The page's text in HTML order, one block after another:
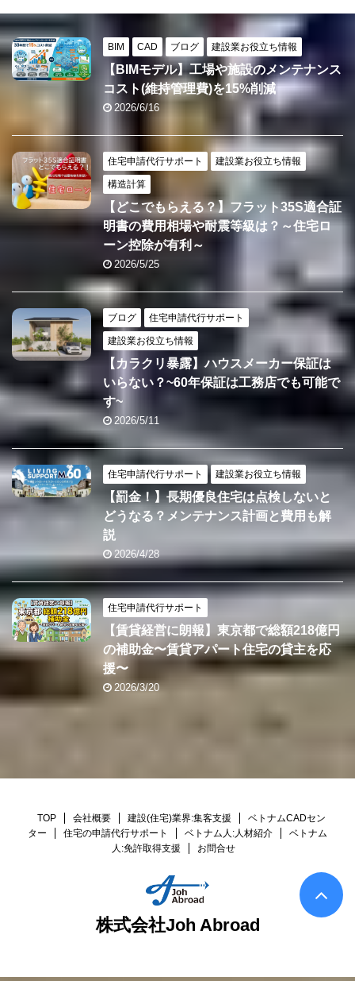
BIM CAD ブログ 建設業お役立ち情報
【BIMモデル】工場や施設のメンテナンス
コスト(維持管理費)を15%削減
2026/6/16
住宅申請代行サポート 建設業お役立ち情報
構造計算
【どこでもらえる？】フラット35S適合証
明書の費用相場や耐震等級は？～住宅ロ
ーン控除が有利～
2026/5/25
ブログ 住宅申請代行サポート
建設業お役立ち情報
【カラクリ暴露】ハウスメーカー保証は
いらない？~60年保証は工務店でも可能で
す~
2026/5/11
住宅申請代行サポート 建設業お役立ち情報
【罰金！】長期優良住宅は点検しないと
どうなる？メンテナンス計画と費用も解
説
2026/4/28
住宅申請代行サポート
【賃貸経営に朗報】東京都で総額218億円
の補助金〜賃貸アパート住宅の貸主を応
援〜
2026/3/20
TOP 会社概要 建設(住宅)業界:集客支援
ベトナムCADセン
ター
住宅の申請代行サポート ベトナム人:人材紹介
ベトナム
人:免許取得支援
お問合せ
株式会社Joh Abroad